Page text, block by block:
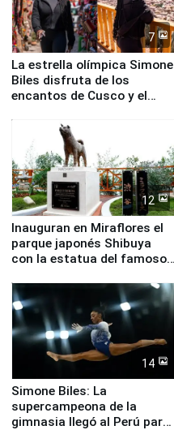
7
La estrella olímpica Simone
Biles disfruta de los
encantos de Cusco y el
12
Inauguran en Miraflores el
parque japonés Shibuya
con la estatua del famoso
14
Simone Biles: La
supercampeona de la
gimnasia llegó al Perú para